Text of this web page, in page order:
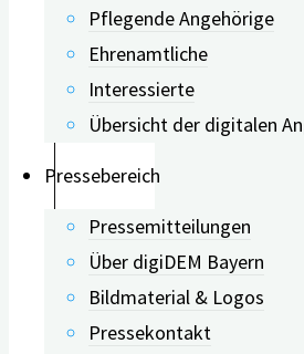
Pflegende Angehörige
Ehrenamtliche
Interessierte
Übersicht der digitalen
Pressebereich
Pressemitteilungen
Über digiDEM Bayern
Bildmaterial & Logos
Pressekontakt
durch
Gedächtnis)
•
durch